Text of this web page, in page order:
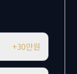
+30만원